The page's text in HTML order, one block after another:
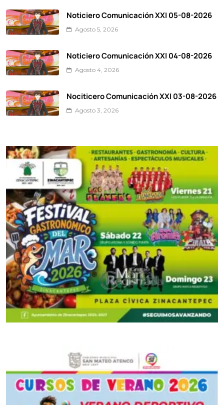
Noticiero Comunicación XXI 05-08-2026
Agosto 5, 2026
Noticiero Comunicación XXI 04-08-2026
Agosto 4, 2026
Nociticero Comunicación XXI 03-08-2026
Agosto 3, 2026